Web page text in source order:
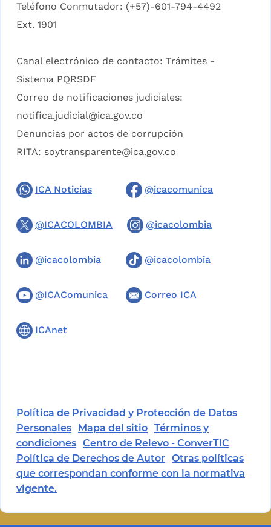
Teléfono Conmutador: (+57)-601-794-4492
Ext. 1901
Canal electrónico de contacto: Trámites -
Sistema PQRSDF
Correo de notificaciones judiciales:
notifica.judicial@ica.gov.co
Denuncias por actos de corrupción
RITA: soytransparente@ica.gov.co
ICA Noticias @icacomunica
@ICACOLOMBIA @icacolombia
@icacolombia @icacolombia
@ICAComunica Correo ICA
ICAnet
Política de Privacidad y Protección de Datos
Personales
Mapa del sitio Términos y
condiciones Centro de Relevo - ConverTIC
Política de Derechos de Autor Otras políticas
que correspondan conforme con la normativa
vigente.